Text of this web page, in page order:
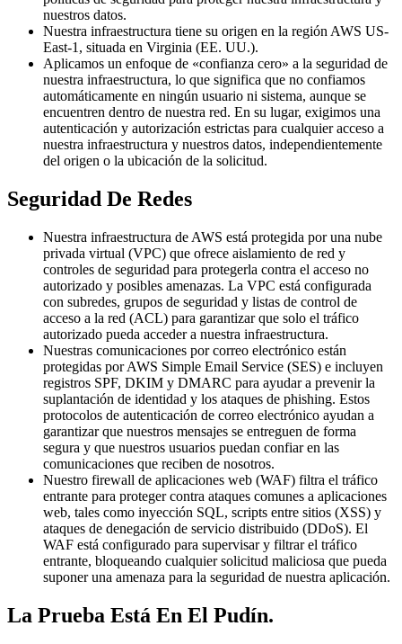
nuestros datos.
Nuestra infraestructura tiene su origen en la región AWS US-
East-1, situada en Virginia (EE. UU.).
Aplicamos un enfoque de «confianza cero» a la seguridad de
nuestra infraestructura, lo que significa que no confiamos
automáticamente en ningún usuario ni sistema, aunque se
encuentren dentro de nuestra red. En su lugar, exigimos una
autenticación y autorización estrictas para cualquier acceso a
nuestra infraestructura y nuestros datos, independientemente
del origen o la ubicación de la solicitud.
Seguridad De Redes
Nuestra infraestructura de AWS está protegida por una nube
privada virtual (VPC) que ofrece aislamiento de red y
controles de seguridad para protegerla contra el acceso no
autorizado y posibles amenazas. La VPC está configurada
con subredes, grupos de seguridad y listas de control de
acceso a la red (ACL) para garantizar que solo el tráfico
autorizado pueda acceder a nuestra infraestructura.
Nuestras comunicaciones por correo electrónico están
protegidas por AWS Simple Email Service (SES) e incluyen
registros SPF, DKIM y DMARC para ayudar a prevenir la
suplantación de identidad y los ataques de phishing. Estos
protocolos de autenticación de correo electrónico ayudan a
garantizar que nuestros mensajes se entreguen de forma
segura y que nuestros usuarios puedan confiar en las
comunicaciones que reciben de nosotros.
Nuestro firewall de aplicaciones web (WAF) filtra el tráfico
entrante para proteger contra ataques comunes a aplicaciones
web, tales como inyección SQL, scripts entre sitios (XSS) y
ataques de denegación de servicio distribuido (DDoS). El
WAF está configurado para supervisar y filtrar el tráfico
entrante, bloqueando cualquier solicitud maliciosa que pueda
suponer una amenaza para la seguridad de nuestra aplicación.
La Prueba Está En El Pudín.